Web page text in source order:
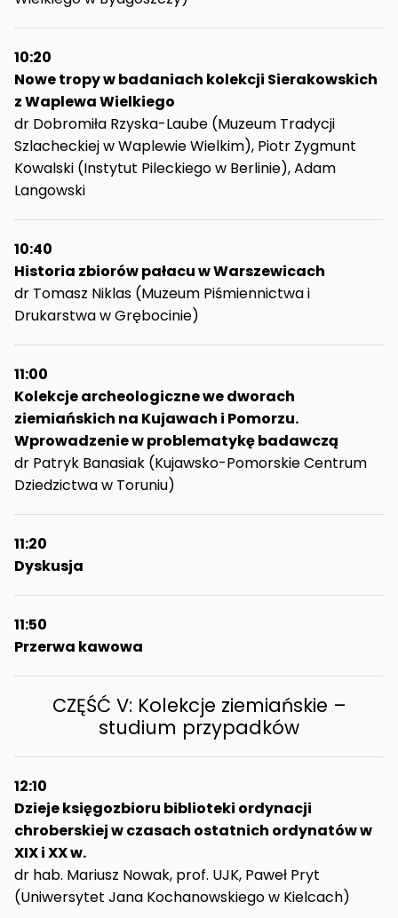
10:20
Nowe tropy w badaniach kolekcji Sierakowskich
z Waplewa Wielkiego
dr Dobromiła Rzyska-Laube (Muzeum Tradycji
Szlacheckiej w Waplewie Wielkim), Piotr Zygmunt
Kowalski (Instytut Pileckiego w Berlinie), Adam
Langowski
10:40
Historia zbiorów pałacu w Warszewicach
dr Tomasz Niklas (Muzeum Piśmiennictwa i
Drukarstwa w Grębocinie)
11:00
Kolekcje archeologiczne we dworach
ziemiańskich na Kujawach i Pomorzu.
Wprowadzenie w problematykę badawczą
dr Patryk Banasiak (Kujawsko-Pomorskie Centrum
Dziedzictwa w Toruniu)
11:20
Dyskusja
11:50
Przerwa kawowa
CZĘŚĆ V: Kolekcje ziemiańskie –
studium przypadków
12:10
Dzieje księgozbioru biblioteki ordynacji
chroberskiej w czasach ostatnich ordynatów w
XIX i XX w.
dr hab. Mariusz Nowak, prof. UJK, Paweł Pryt
(Uniwersytet Jana Kochanowskiego w Kielcach)